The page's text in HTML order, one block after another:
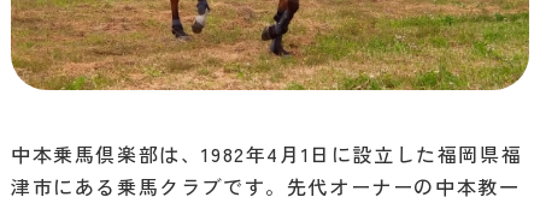
中本乗馬倶楽部は、1982年4月1日に設立した福岡県福
津市にある乗馬クラブです。先代オーナーの中本教一